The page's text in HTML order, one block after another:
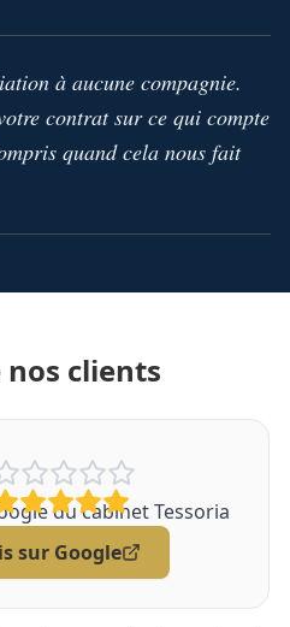
à aucune compagnie.
contrat sur ce qui compte
quand cela nous fait
nos clients
du cabinet Tessoria
sur Google